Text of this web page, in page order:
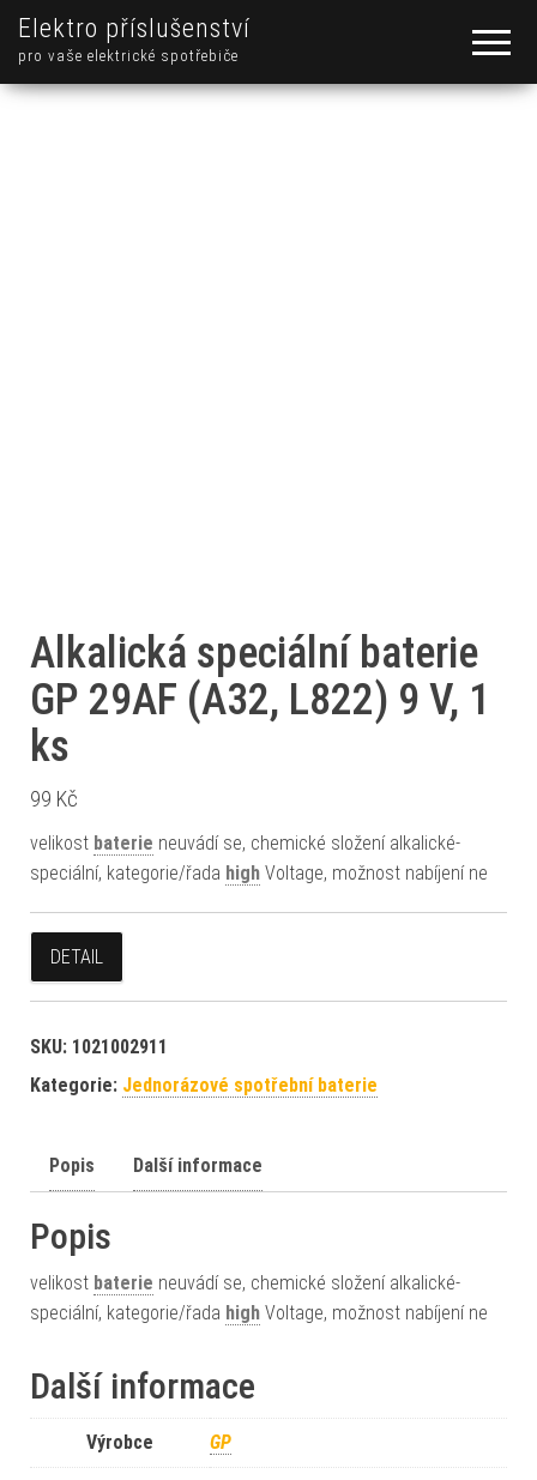
Elektro příslušenství
pro vaše elektrické spotřebiče
Alkalická speciální baterie
GP 29AF (A32, L822) 9 V, 1
ks
99 Kč
velikost baterie neuvádí se, chemické složení alkalické-
speciální, kategorie/řada high Voltage, možnost nabíjení ne
DETAIL
SKU: 1021002911
Kategorie: Jednorázové spotřební baterie
Popis Další informace
Popis
velikost baterie neuvádí se, chemické složení alkalické-
speciální, kategorie/řada high Voltage, možnost nabíjení ne
Další informace
Výrobce GP